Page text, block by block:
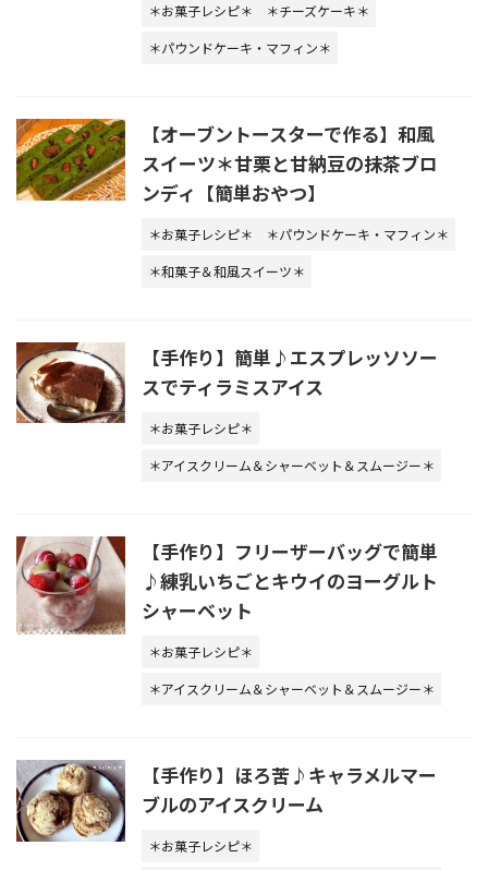
＊お菓子レシピ＊
＊チーズケーキ＊
＊パウンドケーキ・マフィン＊
【オーブントースターで作る】和風
スイーツ＊甘栗と甘納豆の抹茶ブロ
ンディ【簡単おやつ】
＊お菓子レシピ＊
＊パウンドケーキ・マフィン＊
＊和菓子＆和風スイーツ＊
【手作り】簡単♪エスプレッソソー
スでティラミスアイス
＊お菓子レシピ＊
＊アイスクリーム＆シャーベット＆スムージー＊
【手作り】フリーザーバッグで簡単
♪練乳いちごとキウイのヨーグルト
シャーベット
＊お菓子レシピ＊
＊アイスクリーム＆シャーベット＆スムージー＊
【手作り】ほろ苦♪キャラメルマー
ブルのアイスクリーム
＊お菓子レシピ＊